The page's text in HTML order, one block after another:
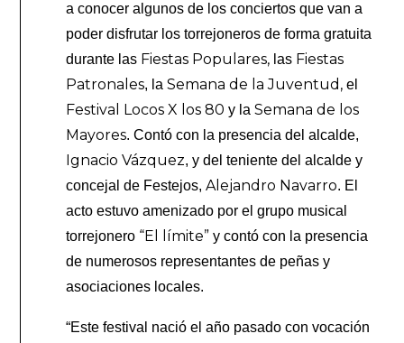
a conocer algunos de los conciertos que van a
poder disfrutar los torrejoneros de forma gratuita
durante las Fiestas Populares, las Fiestas
Patronales, laSemana de la Juventud, el
Festival Locos X los 80 y la Semanade los
Mayores. Contó con la presencia del alcalde,
Ignacio Vázquez, y del teniente del alcalde y
concejal de Festejos,Alejandro Navarro. El
acto estuvo amenizado por el grupo musical
torrejonero “El límite” y contó con la presencia
de numerosos representantes de peñas y
asociaciones locales.
“Este festival nació el año pasado con vocación